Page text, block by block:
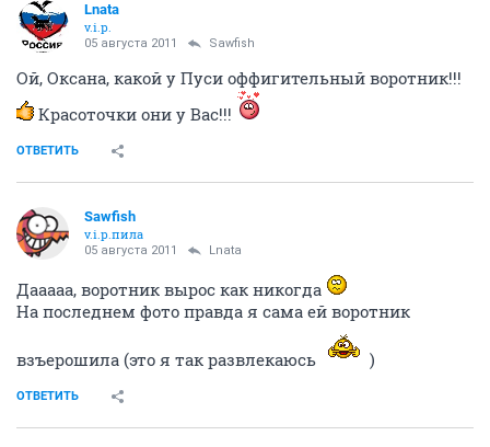
Lnata
v.i.p.
05 августа 2011 Sawfish
Ой, Оксана, какой у Пуси оффигительный воротник!!!
Красоточки они у Вас!!!
ОТВЕТИТЬ
Sawfish
v.i.p.пила
05 августа 2011 Lnata
Дааааа, воротник вырос как никогда
На последнем фото правда я сама ей воротник
взъерошила (это я так развлекаюсь )
ОТВЕТИТЬ